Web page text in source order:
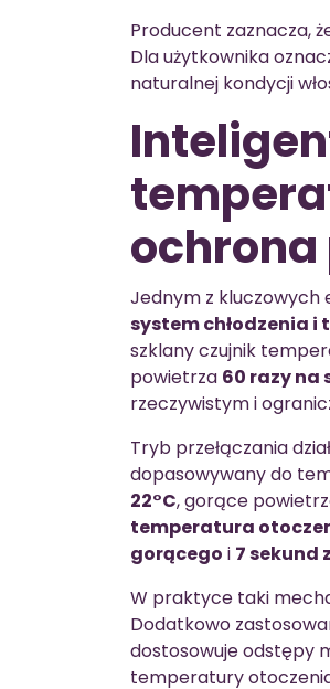
Producent zaznacza,
Dla użytkownika
naturalnej kondycji
ochrona
Jednym z kluczowych
system chłodzenia i
szklany czujnik
powietrza 60 razy na
rzeczywistym i
Tryb przełączania
dopasowywany do
22°C, gorące
temperatura
gorącego i 7 sekund
W praktyce taki
Dodatkowo
dostosowuje odstępy
temperatury